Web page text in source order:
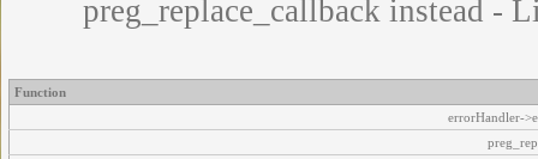
preg_replace_callback instead -
Function
errorHandler-